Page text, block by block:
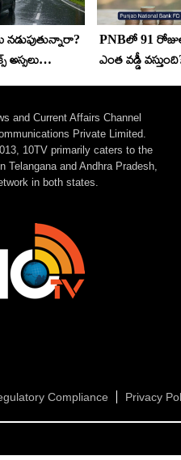
నడుపుతున్నారా?
అస్సలు
PNBలో 91
ఎంత వడ్డీ
and Current Affairs Channel
Private Limited.
10TV primarily caters to the
Telangana and Andhra Pradesh,
in both states.
Compliance Privacy